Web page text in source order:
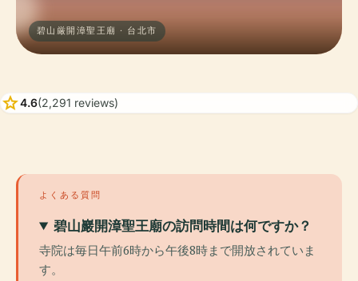
碧山厳開漳聖王廟 · 台北市
star4.6(2,291 reviews)
よくある質問
碧山巖開漳聖王廟の訪問時間は何ですか？
寺院は毎日午前6時から午後8時まで開放されていま
す。